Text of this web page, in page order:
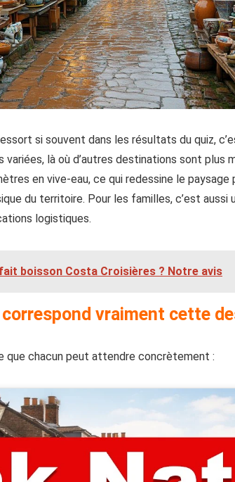
si souvent dans les résultats du quiz,
là où d’autres destinations sont plus
en vive-eau, ce qui redessine le paysage
du territoire. Pour les familles, c’est aussi
logistiques.
boisson Costa Croisières ? Notre avis
vraiment cette
que chacun peut attendre concrètement :